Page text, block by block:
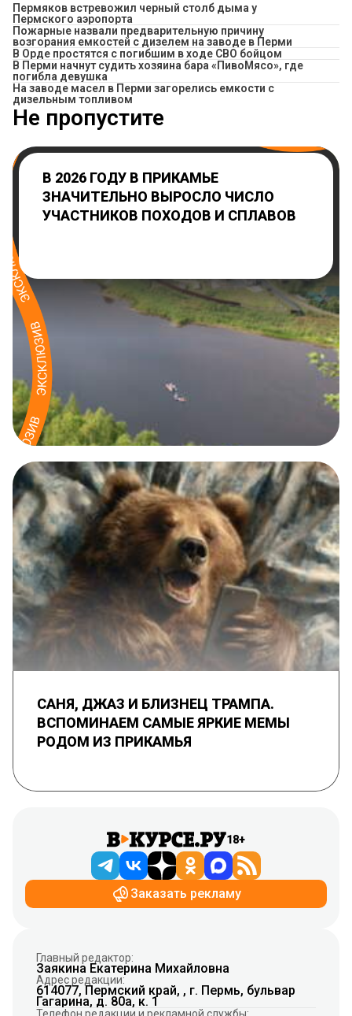
Пермяков встревожил черный столб дыма у
Пермского аэропорта
Пожарные назвали предварительную причину
возгорания емкостей с дизелем на заводе в Перми
В Орде простятся с погибшим в ходе СВО бойцом
​В Перми начнут судить хозяина бара «ПивоМясо», где
погибла девушка
На заводе масел в Перми загорелись емкости с
дизельным топливом
Не пропустите
В 2026 ГОДУ В ПРИКАМЬЕ
ЗНАЧИТЕЛЬНО ВЫРОСЛО ЧИСЛО
УЧАСТНИКОВ ПОХОДОВ И СПЛАВОВ
САНЯ, ДЖАЗ И БЛИЗНЕЦ ТРАМПА.
ВСПОМИНАЕМ САМЫЕ ЯРКИЕ МЕМЫ
РОДОМ ИЗ ПРИКАМЬЯ
18+
Заказать рекламу
Главный редактор:
Заякина Екатерина Михайловна
Адрес редакции:
614077, Пермский край, , г. Пермь, бульвар
Гагарина, д. 80а, к. 1